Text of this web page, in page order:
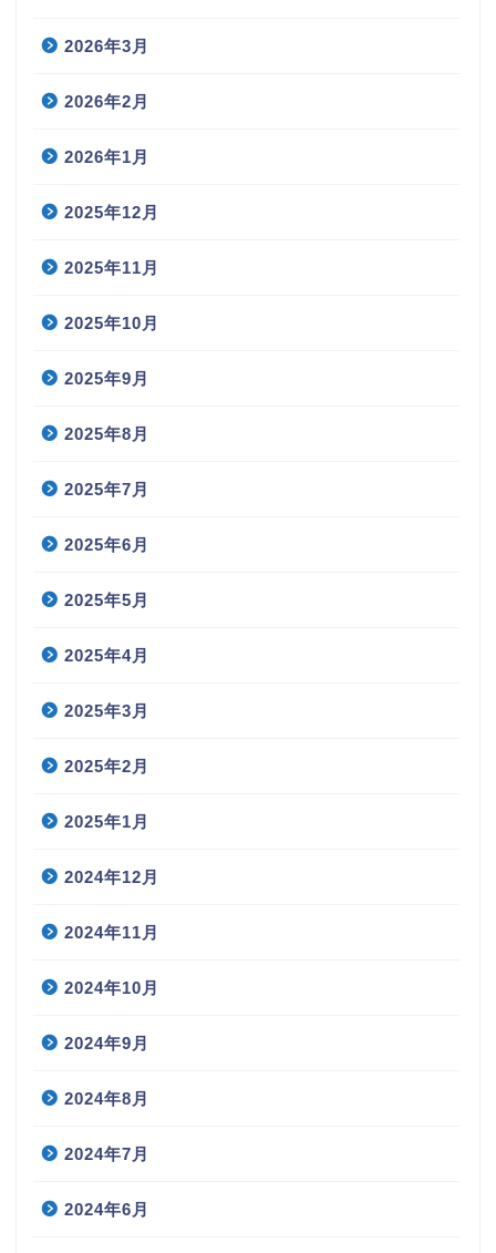
2026年3月
2026年2月
2026年1月
2025年12月
2025年11月
2025年10月
2025年9月
2025年8月
2025年7月
2025年6月
2025年5月
2025年4月
2025年3月
2025年2月
2025年1月
2024年12月
2024年11月
2024年10月
2024年9月
2024年8月
2024年7月
2024年6月